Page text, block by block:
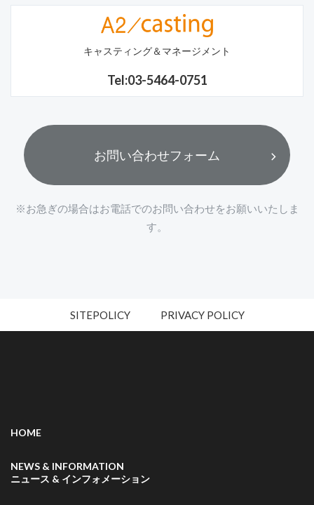
キャスティング＆マネージメント
Tel:03-5464-0751
お問い合わせフォーム
※お急ぎの場合はお電話でのお問い合わせをお願いいたしま
す。
SITEPOLICY PRIVACY POLICY
HOME
NEWS & INFORMATION
ニュース & インフォメーション